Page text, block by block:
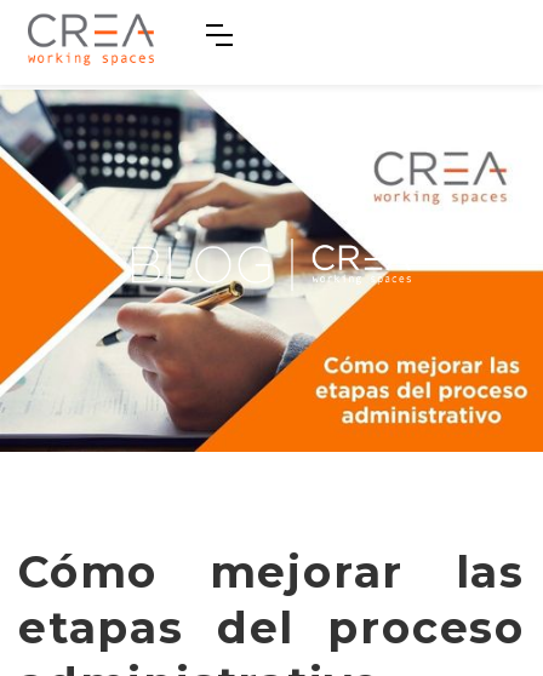
Cómo mejorar las
etapas del proceso